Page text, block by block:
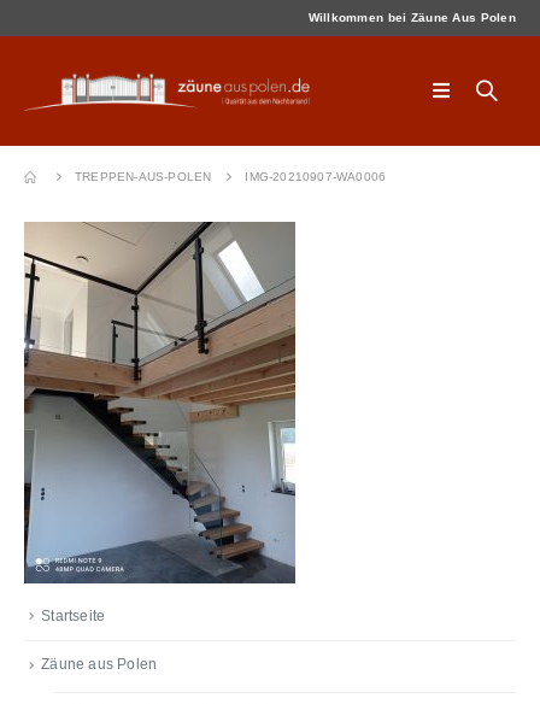
Willkommen bei Zäune Aus Polen
TREPPEN-AUS-POLEN IMG-20210907-WA0006
Startseite
Zäune aus Polen